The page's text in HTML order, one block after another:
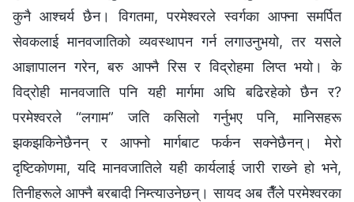
कुनै आश्‍चर्य छैन। विगतमा, परमेश्‍वरले स्वर्गका आफ्‍ना समर्पित
सेवकलाई मानवजातिको व्यवस्थापन गर्न लगाउनुभयो, तर यसले
आज्ञापालन गरेन, बरु आफ्‍नै रिस र विद्रोहमा लिप्त भयो। के
विद्रोही मानवजाति पनि यही मार्गमा अघि बढिरहेको छैन र?
परमेश्‍वरले “लगाम” जति कसिलो गर्नुभए पनि, मानिसहरू
झकझकिनेछैनन् र आफ्नो मार्गबाट फर्कन सक्नेछैनन्। मेरो
दृष्टिकोणमा, यदि मानवजातिले यही कार्यलाई जारी राख्‍ने हो भने,
तिनीहरूले आफ्‍नै बरबादी निम्त्याउनेछन्। सायद अब तैँले परमेश्‍वरका